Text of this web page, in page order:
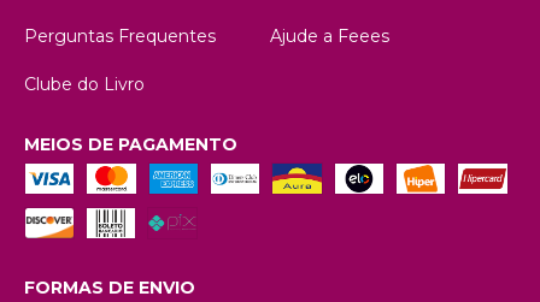
Perguntas Frequentes Ajude a Feees
Clube do Livro
MEIOS DE PAGAMENTO
FORMAS DE ENVIO